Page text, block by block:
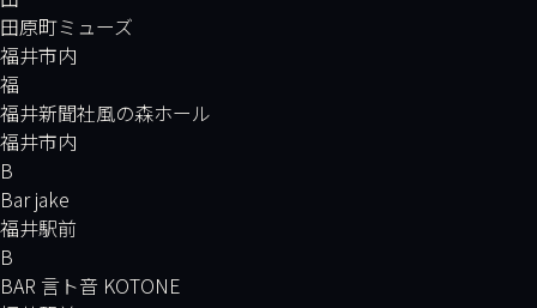
田原町ミューズ
福井市内
福
福井新聞社風の森ホール
福井市内
B
Bar jake
福井駅前
B
BAR 言ト音 KOTONE